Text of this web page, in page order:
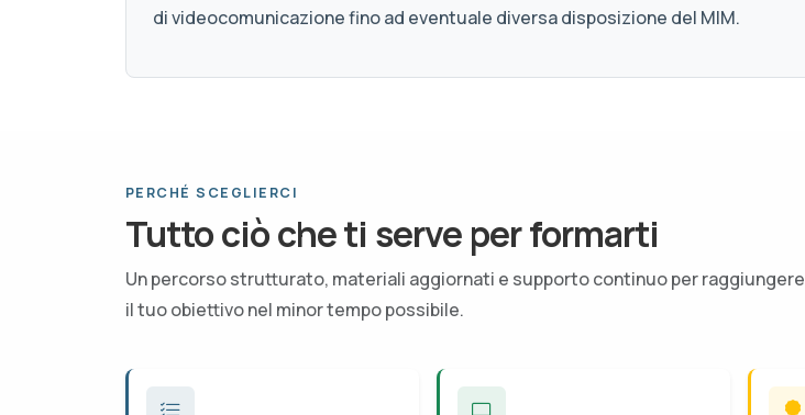
di videocomunicazione fino ad eventuale diversa disposizione del MIM.
PERCHÉ SCEGLIERCI
Tutto ciò che ti serve per formarti
Un percorso strutturato, materiali aggiornati e supporto continuo per raggiungere
il tuo obiettivo nel minor tempo possibile.